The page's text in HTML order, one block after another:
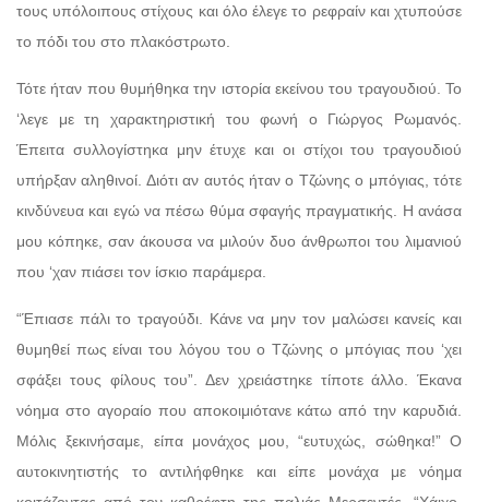
τους υπόλοιπους στίχους και όλο έλεγε το ρεφραίν και χτυπούσε
το πόδι του στο πλακόστρωτο.
Τότε ήταν που θυμήθηκα την ιστορία εκείνου του τραγουδιού. Το
‘λεγε με τη χαρακτηριστική του φωνή ο Γιώργος Ρωμανός.
Έπειτα συλλογίστηκα μην έτυχε και οι στίχοι του τραγουδιού
υπήρξαν αληθινοί. Διότι αν αυτός ήταν ο Τζώνης ο μπόγιας, τότε
κινδύνευα και εγώ να πέσω θύμα σφαγής πραγματικής. Η ανάσα
μου κόπηκε, σαν άκουσα να μιλούν δυο άνθρωποι του λιμανιού
που ‘χαν πιάσει τον ίσκιο παράμερα.
“Έπιασε πάλι το τραγούδι. Κάνε να μην τον μαλώσει κανείς και
θυμηθεί πως είναι του λόγου του ο Τζώνης ο μπόγιας που ‘χει
σφάξει τους φίλους του”. Δεν χρειάστηκε τίποτε άλλο. Έκανα
νόημα στο αγοραίο που αποκοιμιότανε κάτω από την καρυδιά.
Μόλις ξεκινήσαμε, είπα μονάχος μου, “ευτυχώς, σώθηκα!” Ο
αυτοκινητιστής το αντιλήφθηκε και είπε μονάχα με νόημα